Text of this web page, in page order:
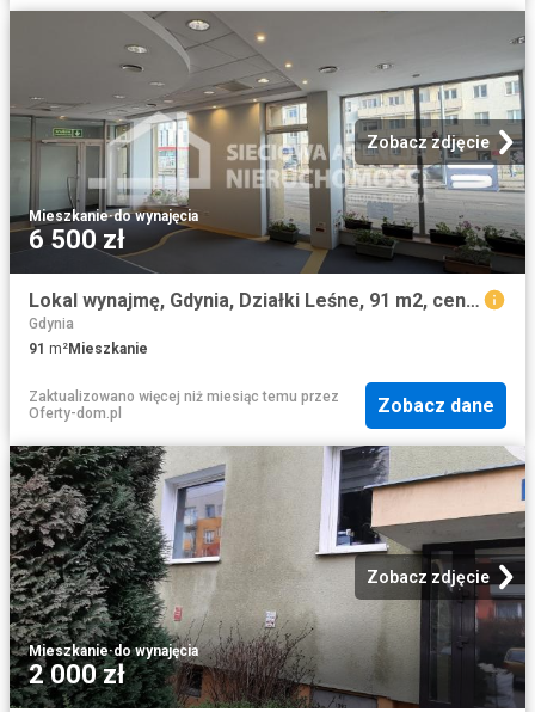
Zobacz zdjęcie
Mieszkanie·do wynajęcia
6 500 zł
Lokal wynajmę, Gdynia, Działki Leśne, 91 m2, cena: 6 500 zł
Gdynia
91 m²Mieszkanie
Zaktualizowano więcej niż miesiąc temu przez
Oferty-dom.pl
Zobacz dane
Zobacz zdjęcie
Mieszkanie·do wynajęcia
2 000 zł